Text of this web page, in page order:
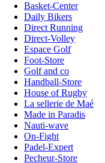
Basket-Center
Daily Bikers
Direct Running
Direct-Volley
Espace Golf
Foot-Store
Golf and co
Handball-Store
House of Rugby
La sellerie de Maé
Made in Paradis
Nauti-wave
On-Fight
Padel-Expert
Pecheur-Store